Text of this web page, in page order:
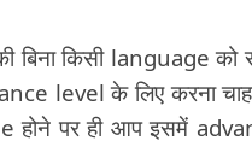
किसी language को
level के लिए करना
होने पर ही आप इसमें